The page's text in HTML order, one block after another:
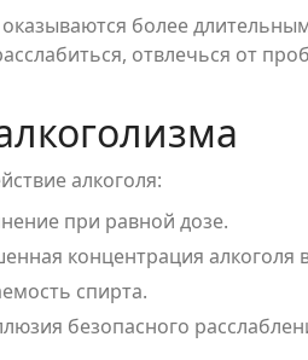
более
отвлечься от
алкоголя:
при равной дозе.
концентрация алкоголя
спирта.
безопасного